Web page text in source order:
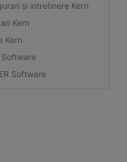
si intretinere Kern
Kern
Kern
Software
Software